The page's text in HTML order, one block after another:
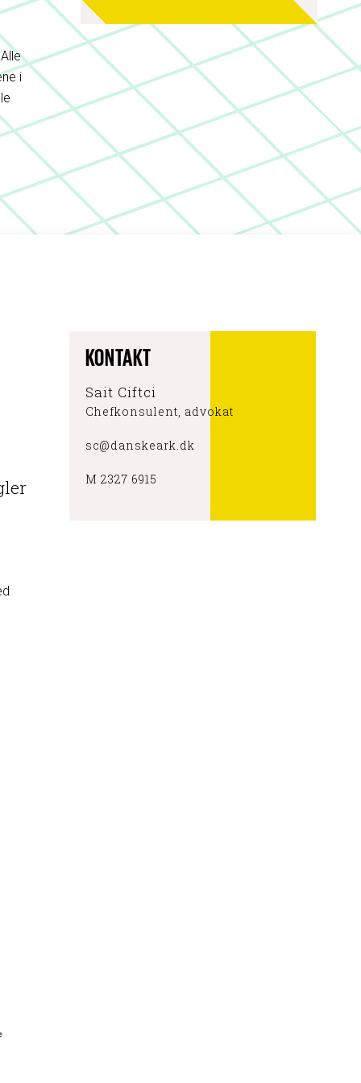
i
KONTAKT
Sait Ciftci
Chefkonsulent, advokat
sc@danskeark.dk
M 2327 6915